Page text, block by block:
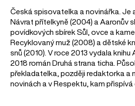
Česká spisovatelka a novinářka. Je
Návrat přítelkyně (2004) a Aaronův
povídkových sbírek Sůl, ovce a
Recyklovaný muž (2008) a dětské
snů (2010). V roce 2013 vydala knihu
2018 román Druhá strana ticha.
překladatelka, později redaktorka a
novinách a v Respektu, kam přispívá